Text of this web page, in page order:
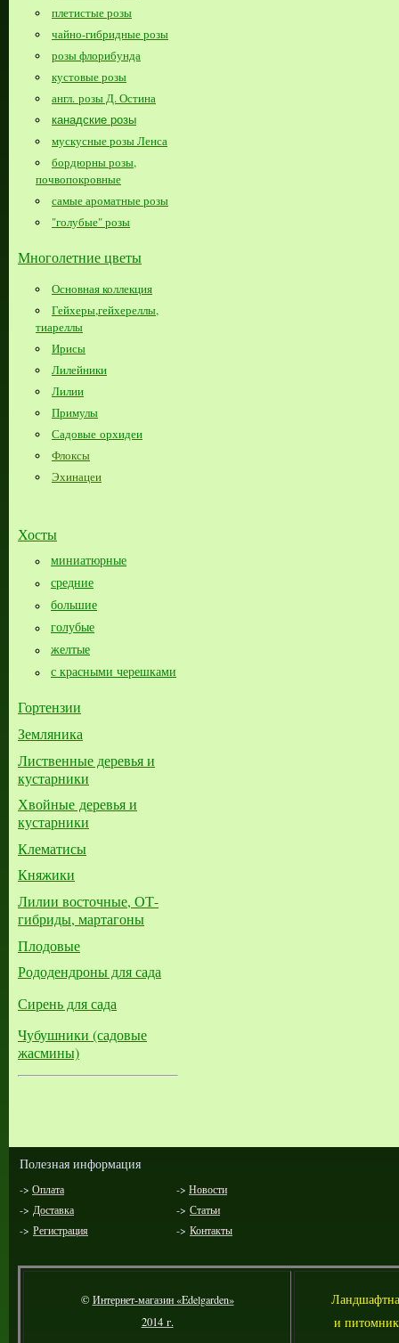
плетистые розы
чайно-гибридные розы
розы флорибунда
кустовые розы
англ. розы Д. Остина
канадские розы
мускусные розы Ленса
бордюрны розы,
почвопокровные
самые ароматные розы
"голубые" розы
Многолетние цветы
Основная коллекция
Гейхеры,гейхереллы,
тиареллы
Ирисы
Лилейники
Лилии
Примулы
Садовые орхидеи
Флоксы
Эхинацеи
Хосты
миниатюрные
средние
большие​
голубые
желтые
с красными черешками
Гортензии
Земляника
Лиственные деревья и
кустарники
Хвойные деревья и
кустарники
Клематисы
Княжики
Лилии восточные, ОТ-
гибриды, мартагоны
Плодовые
Рододендроны для сада
Сирень для сада
Чубушники (садовые
жасмины)
Полезная информация
-> Оплата -> Новости
-> Доставка -> Статьи
-> Регистрация -> Контакты
©Интернет-магазин «Edelgarden»
2014 г.
Л
и питомник